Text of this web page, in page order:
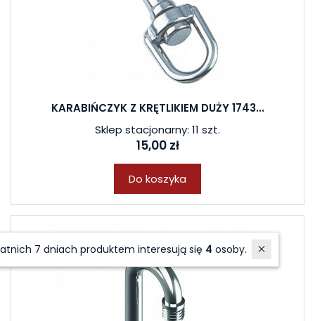
KARABIŃCZYK Z KRĘTLIKIEM DUŻY 1743...
Sklep stacjonarny: 11 szt.
15,00 zł
Do koszyka
W ostatnich 7 dniach produktem interesują się4 osoby.